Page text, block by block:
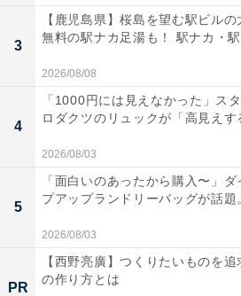
3
【鹿児島県】桜島を望む駅ビルの
無料の駅ナカ足湯も！ 駅ナカ・駅
2026/08/08
4
「1000円には見えなかった」ス
ロダクツのリュックが「高見えす
2026/08/03
5
「面白いのあったから購入〜」
プアップランドリーバッグが話題
2026/08/03
PR
【西野亮廣】つくりたいものを
の作り方とは